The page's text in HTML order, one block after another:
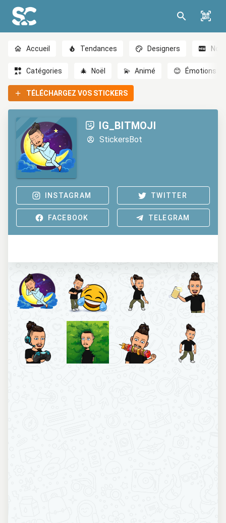
Accueil Tendances Designers
Catégories 🎄 Noël 💫 Animé 😊 Émotions
TÉLÉCHARGEZ VOS STICKERS
IG_BITMOJI
StickersBot
INSTAGRAM TWITTER
FACEBOOK TELEGRAM